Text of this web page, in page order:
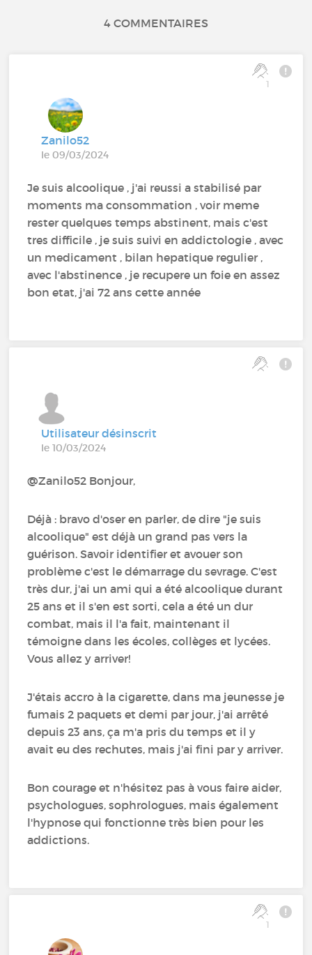
4 COMMENTAIRES
1
Zanilo52
le 09/03/2024
Je suis alcoolique , j'ai reussi a stabilisé par
moments ma consommation , voir meme
rester quelques temps abstinent, mais c'est
tres difficile , je suis suivi en addictologie , avec
un medicament , bilan hepatique regulier ,
avec l'abstinence , je recupere un foie en assez
bon etat, j'ai 72 ans cette année
Utilisateur désinscrit
le 10/03/2024
@Zanilo52 Bonjour,
Déjà : bravo d'oser en parler, de dire "je suis
alcoolique" est déjà un grand pas vers la
guérison. Savoir identifier et avouer son
problème c'est le démarrage du sevrage. C'est
très dur, j'ai un ami qui a été alcoolique durant
25 ans et il s'en est sorti, cela a été un dur
combat, mais il l'a fait, maintenant il
témoigne dans les écoles, collèges et lycées.
Vous allez y arriver!
J'étais accro à la cigarette, dans ma jeunesse je
fumais 2 paquets et demi par jour, j'ai arrêté
depuis 23 ans, ça m'a pris du temps et il y
avait eu des rechutes, mais j'ai fini par y arriver.
Bon courage et n'hésitez pas à vous faire aider,
psychologues, sophrologues, mais également
l'hypnose qui fonctionne très bien pour les
addictions.
1